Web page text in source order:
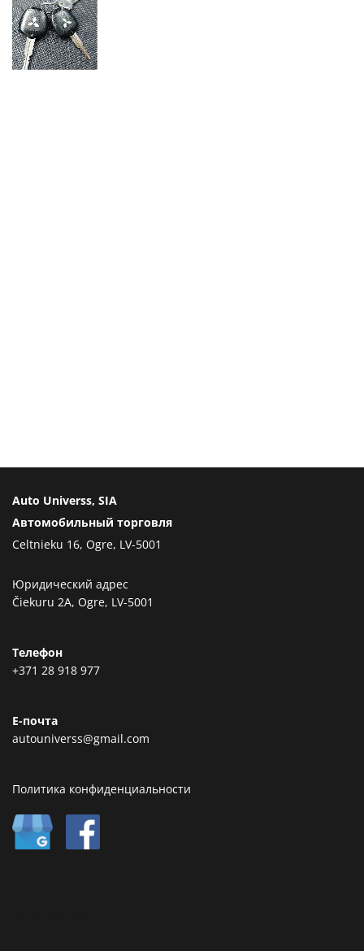
Auto Universs, SIA
Автомобильный торговля
Celtnieku 16, Ogre, LV-5001
Юридический адрес
Čiekuru 2A, Ogre, LV-5001
Телефон
+371 28 918 977
Е-почта
autouniverss@gmail.com
Политика конфиденциальности